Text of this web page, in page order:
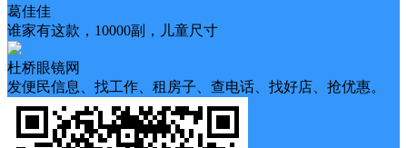
葛佳佳
谁家有这款，10000副，儿童尺寸
杜桥眼镜网
发便民信息、找工作、租房子、查电话、找好店、抢优惠。